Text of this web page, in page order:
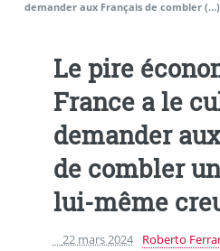
demander aux Français de combler (…)
Le pire
France a le
demander
de combler
lui-même
22 mars 2024
Roberto